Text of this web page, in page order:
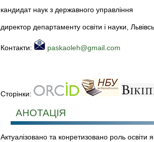
кандидат наук з державного управління
директор департаменту освіти і науки,
Контакти: paskaoleh@gmail.com
Сторінки:
АНОТАЦІЯ
Актуалізовано та конретизовано роль освіти